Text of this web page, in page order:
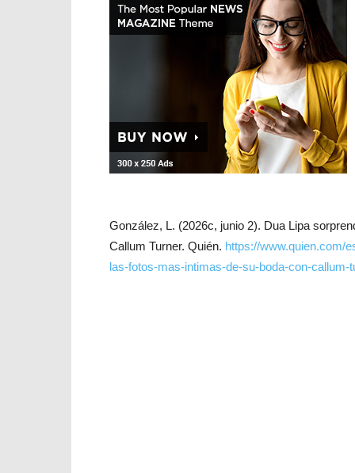
González, L. (2026c, junio 2). Dua Lipa
Callum Turner. Quién. https://www.quien.com/
las-fotos-mas-intimas-de-su-boda-con-callum-